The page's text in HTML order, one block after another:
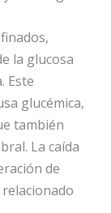
la glucosa
Este
glucémica,
también
La caída
de